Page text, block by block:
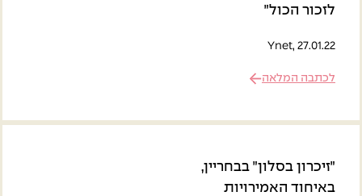
הכול״
Ynet,
המלאה
בסלון״ בבחריין,
האמירויות